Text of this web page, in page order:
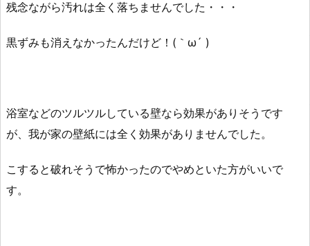
残念ながら汚れは全く落ちませんでした・・・
黒ずみも消えなかったんだけど！(｀ω´ )
浴室などのツルツルしている壁なら効果がありそうです
が、我が家の壁紙には全く効果がありませんでした。
こすると破れそうで怖かったのでやめといた方がいいで
す。